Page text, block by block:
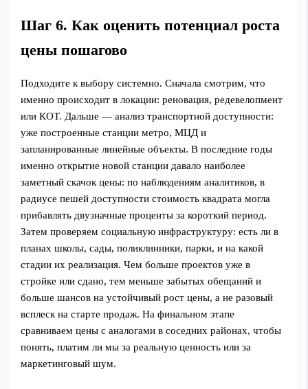
Шаг 6. Как оценить потенциал роста
цены пошагово
Подходите к выбору системно. Сначала смотрим, что
именно происходит в локации: реновация, редевелопмент
или КОТ. Дальше — анализ транспортной доступности:
уже построенные станции метро, МЦД и
запланированные линейные объекты. В последние годы
именно открытие новой станции давало наиболее
заметный скачок цены: по наблюдениям аналитиков, в
радиусе пешей доступности стоимость квадрата могла
прибавлять двузначные проценты за короткий период.
Затем проверяем социальную инфраструктуру: есть ли в
планах школы, сады, поликлинники, парки, и на какой
стадии их реализация. Чем больше проектов уже в
стройке или сдано, тем меньше забытых обещаний и
больше шансов на устойчивый рост цены, а не разовый
всплеск на старте продаж. На финальном этапе
сравниваем цены с аналогами в соседних районах, чтобы
понять, платим ли мы за реальную ценность или за
маркетинговый шум.